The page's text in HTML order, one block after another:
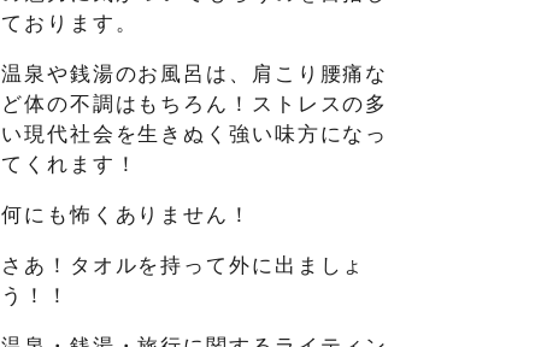
ております。
温泉や銭湯のお風呂は、肩こり腰痛な
ど体の不調はもちろん！ストレスの多
い現代社会を生きぬく強い味方になっ
てくれます！
何にも怖くありません！
さあ！タオルを持って外に出ましょ
う！！